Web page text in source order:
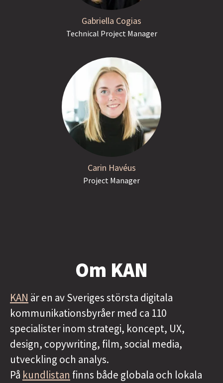
Gabriella Cogias
Technical Project Manager
Carin Havéus
Project Manager
Om KAN
KAN är en av Sveriges största digitala
kommunikationsbyråer med ca 110
specialister inom strategi, koncept, UX,
design, copywriting, film, social media,
utveckling och analys.
På kundlistan finns både globala och lokala